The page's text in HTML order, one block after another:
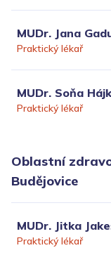
MUDr. Jana
Praktický lékař
MUDr. Soňa
Praktický lékař
Oblastní
Budějovice
MUDr. Jitka
Praktický lékař